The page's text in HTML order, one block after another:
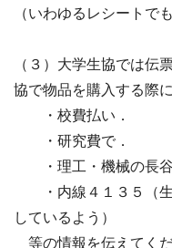
（いわゆるレシートで
（３）大学生協では伝
協で物品を購入する際
・校費払い．
・研究費で．
・理工・機械の長
・内線４１３５（生
しているよう）
等の情報を伝えてくだ